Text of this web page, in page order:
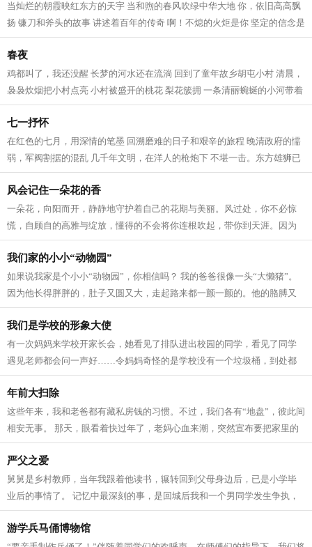
当灿烂的朝霞映红东方的天宇 当和煦的春风吹绿中华大地 你，依旧高高飘
扬 镰刀和斧头的故事 讲述着百年的传奇 啊！不熄的火炬是你 坚定的信念是
你 深刻的思索是你 崭新的希望是...
春夜
鸡都叫了，我还没醒 长梦的河水还在流淌 回到了童年故乡胡屯小村 清晨，
袅袅炊烟把小村点亮 小村被盛开的桃花 梨花簇拥 一条清丽蜿蜒的小河带着
我的梦想 飘向远方 白昼里小村学...
七一抒怀
在红色的七月，用深情的笔墨 回溯磨难的日子和艰辛的旅程 晚清政府的懦
弱，军阀割据的混乱 几千年文明，在洋人的枪炮下 不堪一击。东方雄狮已
然沉睡 中华民族在寒冷的迷雾中战...
风会记住一朵花的香
一朵花，向阳而开，静静地守护着自己的花期与美丽。风过处，你不必惊
慌，自顾自的高雅与绽放，懂得的不会将你连根吹起，带你到天涯。因为
他知道你一旦离开了生长的土地就会慢...
我们家的小小“动物园”
如果说我家是个小小“动物园”，你相信吗？ 我的爸爸很像一头“大懒猪”。
因为他长得胖胖的，肚子又圆又大，走起路来都一颤一颤的。他的胳膊又
粗又壮，比我的腿还要粗呢。不仅...
我们是学校的形象大使
有一次妈妈来学校开家长会，她看见了排队进出校园的同学，看见了同学
遇见老师都会问一声好……令妈妈奇怪的是学校没有一个垃圾桶，到处都
是干干净净的。 妈妈从乡下来，赶了一...
年前大扫除
这些年来，我和老爸都有藏私房钱的习惯。不过，我们各有“地盘”，彼此间
相安无事。 那天，眼看着快过年了，老妈心血来潮，突然宣布要把家里的
卫生来回大扫除，人人都得参与。...
严父之爱
舅舅是乡村教师，当年我跟着他读书，辗转回到父母身边后，已是小学毕
业后的事情了。 记忆中最深刻的事，是回城后我和一个男同学发生争执，
他侮辱我是“乡巴佬”。我鼓足勇气，...
游学兵马俑博物馆